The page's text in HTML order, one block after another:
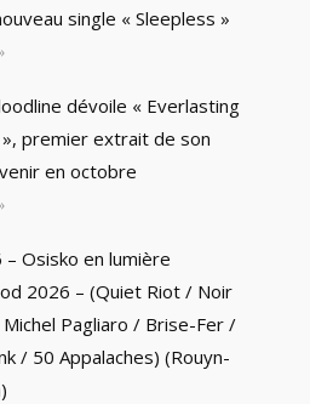
single « Sleepless »
dévoile « Everlasting
premier extrait de son
en octobre
– Osisko en lumière
2026 – (Quiet Riot / Noir
Michel Pagliaro / Brise-Fer /
/ 50 Appalaches) (Rouyn-